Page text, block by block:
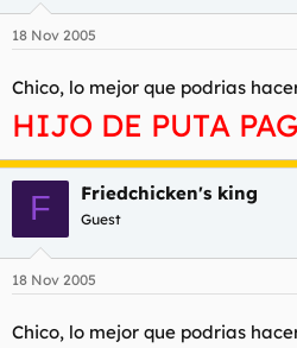
18 Nov 2005
Chico, lo mejor que podrias
HIJO DE PUTA
F Friedchicken's king
Guest
18 Nov 2005
Chico, lo mejor que podrias